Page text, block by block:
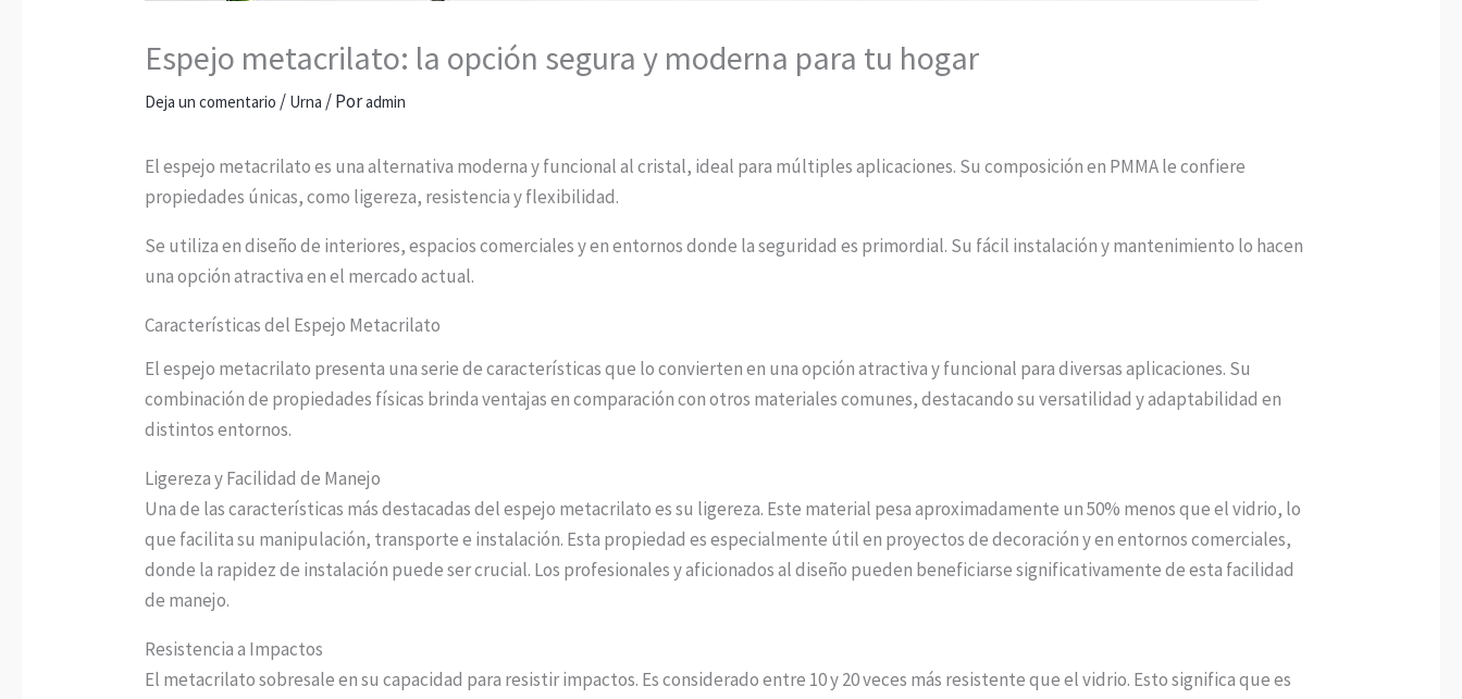
Espejo metacrilato: la opción segura y moderna para tu hogar
Deja un comentario / Urna / Poradmin
El espejo metacrilato es una alternativa moderna y funcional al cristal, ideal para múltiples aplicaciones. Su composición en PMMA le confiere
propiedades únicas, como ligereza, resistencia y flexibilidad.
Se utiliza en diseño de interiores, espacios comerciales y en entornos donde la seguridad es primordial. Su fácil instalación y mantenimiento lo hacen
una opción atractiva en el mercado actual.
Características del Espejo Metacrilato
El espejo metacrilato presenta una serie de características que lo convierten en una opción atractiva y funcional para diversas aplicaciones. Su
combinación de propiedades físicas brinda ventajas en comparación con otros materiales comunes, destacando su versatilidad y adaptabilidad en
distintos entornos.
Ligereza y Facilidad de Manejo
Una de las características más destacadas del espejo metacrilato es su ligereza. Este material pesa aproximadamente un 50% menos que el vidrio, lo
que facilita su manipulación, transporte e instalación. Esta propiedad es especialmente útil en proyectos de decoración y en entornos comerciales,
donde la rapidez de instalación puede ser crucial. Los profesionales y aficionados al diseño pueden beneficiarse significativamente de esta facilidad
de manejo.
Resistencia a Impactos
El metacrilato sobresale en su capacidad para resistir impactos. Es considerado entre 10 y 20 veces más resistente que el vidrio. Esto significa que es